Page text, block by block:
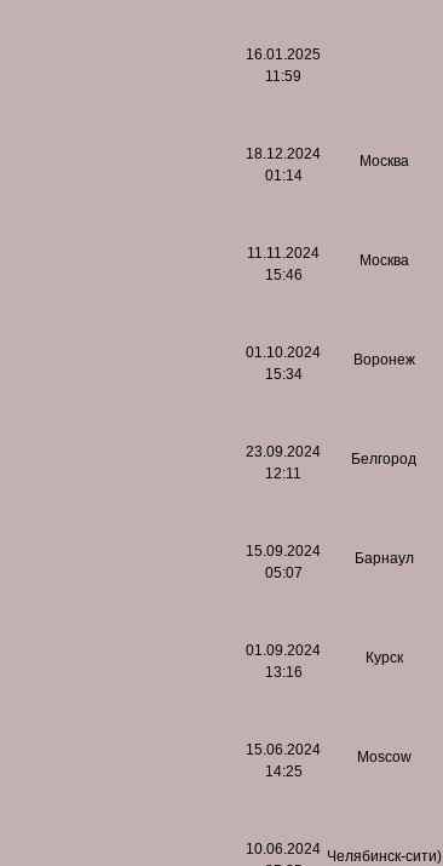
16.01.2025
11:59
18.12.2024
01:14
Москва
11.11.2024
15:46
Москва
01.10.2024
15:34
Воронеж
23.09.2024
12:11
Белгород
15.09.2024
05:07
Барнаул
01.09.2024
13:16
Курск
15.06.2024
14:25
Moscow
10.06.2024 Челябинск-сити)